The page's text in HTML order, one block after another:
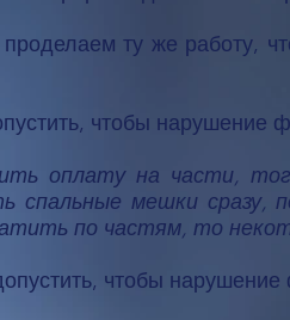
ту же работу,
чтобы нарушение
оплату на части,
спальные мешки сразу,
по частям, то
чтобы